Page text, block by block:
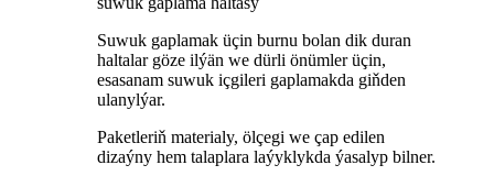
Suwuk gaplamak üçin burnu bolan dik duran
haltalar göze ilýän we dürli önümler üçin,
esasanam suwuk içgileri gaplamakda giňden
ulanylýar.
Paketleriň materialy, ölçegi we çap edilen
dizaýny hem talaplara laýyklykda ýasalyp bilner.